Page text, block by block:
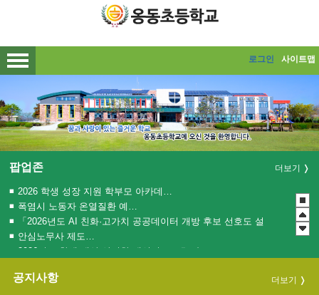
메인메뉴 바로가기
본문내용 바로가기
로그인 사이트맵
팝업존 더보기
청소년 도박예방 카드뉴스
2026년도 학생 대상 안전한 개인정보보호 사례 공모전
안심노무사 제도 홍보
「2026년도 AI 친화·고가치 공공데이터 개방 후보 선호도 설문조사」 실시
폭염시 노동자 온열질환 예방수칙
2026 학생 성장 지원 학부모 아카데미 운영
공지사항 더보기